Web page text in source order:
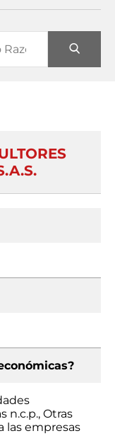
n.c.p., Otras
las empresas